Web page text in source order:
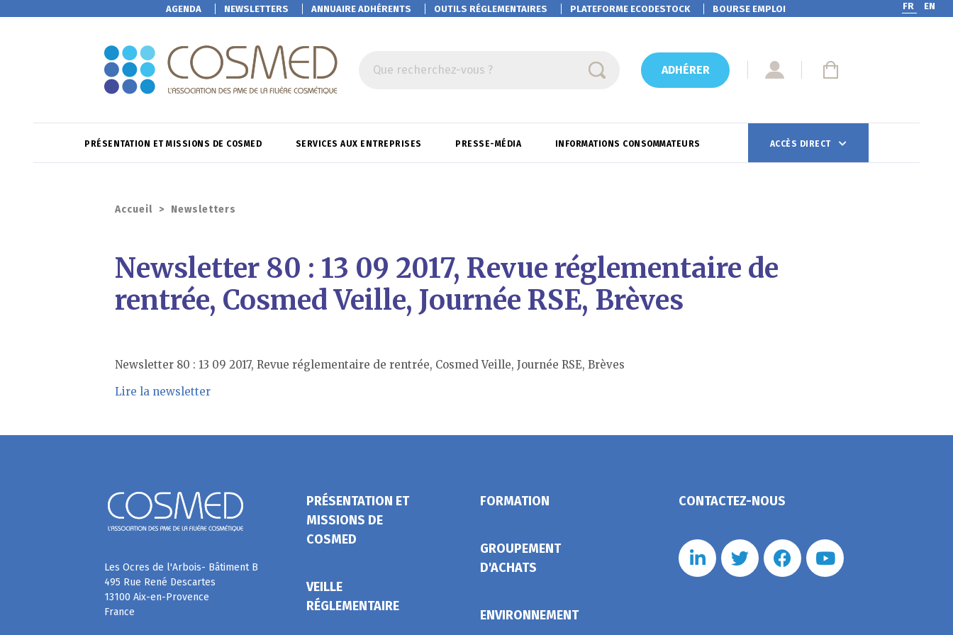
AGENDA NEWSLETTERS ANNUAIRE ADHÉRENTS OUTILS RÉGLEMENTAIRES PLATEFORMEECODESTOCK BOURSE EMPLOI FR EN
Que recherchez-vous ? ADHÉRER
PRÉSENTATION ET MISSIONS DE COSMED SERVICES AUX ENTREPRISES PRESSE-MÉDIA INFORMATIONS CONSOMMATEURS ACCÈS DIRECT
Accueil > Newsletters
Newsletter 80 : 13 09 2017, Revue réglementaire de
rentrée, Cosmed Veille, Journée RSE, Brèves
Newsletter 80 : 13 09 2017, Revue réglementaire de rentrée, Cosmed Veille, Journée RSE, Brèves
Lire la newsletter
Les Ocres de l'Arbois- Bâtiment B
495 Rue René Descartes
13100 Aix-en-Provence
France
PRÉSENTATION ET
MISSIONS DE
COSMED
VEILLE
RÉGLEMENTAIRE
FORMATION
GROUPEMENT
D'ACHATS
ENVIRONNEMENT
CONTACTEZ-NOUS